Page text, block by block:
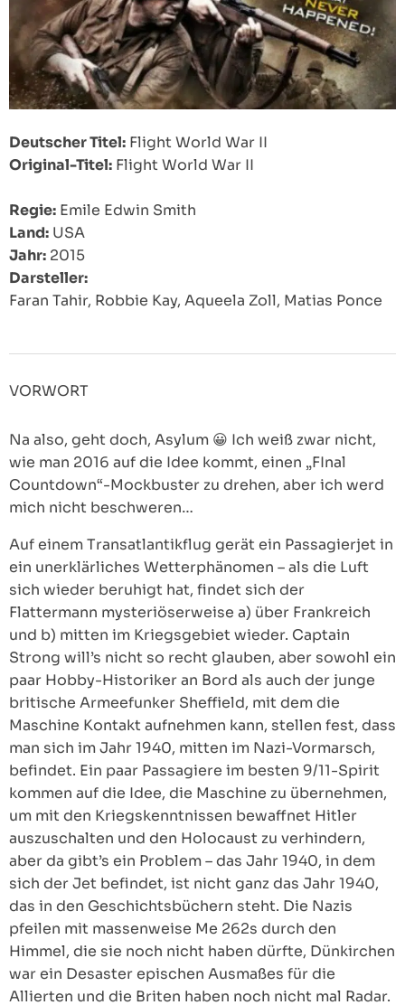
Deutscher Titel: Flight World War II
Original-Titel: Flight World War II
Regie: Emile Edwin Smith
Land: USA
Jahr: 2015
Darsteller:
Faran Tahir, Robbie Kay, Aqueela Zoll, Matias Ponce
VORWORT
Na also, geht doch, Asylum 😀 Ich weiß zwar nicht,
wie man 2016 auf die Idee kommt, einen „FInal
Countdown“-Mockbuster zu drehen, aber ich werd
mich nicht beschweren…
Auf einem Transatlantikflug gerät ein Passagierjet in
ein unerklärliches Wetterphänomen – als die Luft
sich wieder beruhigt hat, findet sich der
Flattermann mysteriöserweise a) über Frankreich
und b) mitten im Kriegsgebiet wieder. Captain
Strong will’s nicht so recht glauben, aber sowohl ein
paar Hobby-Historiker an Bord als auch der junge
britische Armeefunker Sheffield, mit dem die
Maschine Kontakt aufnehmen kann, stellen fest, dass
man sich im Jahr 1940, mitten im Nazi-Vormarsch,
befindet. Ein paar Passagiere im besten 9/11-Spirit
kommen auf die Idee, die Maschine zu übernehmen,
um mit den Kriegskenntnissen bewaffnet Hitler
auszuschalten und den Holocaust zu verhindern,
aber da gibt’s ein Problem – das Jahr 1940, in dem
sich der Jet befindet, ist nicht ganz das Jahr 1940,
das in den Geschichtsbüchern steht. Die Nazis
pfeilen mit massenweise Me 262s durch den
Himmel, die sie noch nicht haben dürfte, Dünkirchen
war ein Desaster epischen Ausmaßes für die
Allierten und die Briten haben noch nicht mal Radar.